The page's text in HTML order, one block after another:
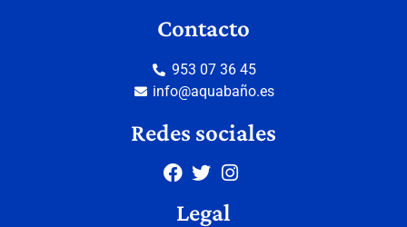
Contacto
953 07 36 45
info@aquabaño.es
Redes sociales
Legal